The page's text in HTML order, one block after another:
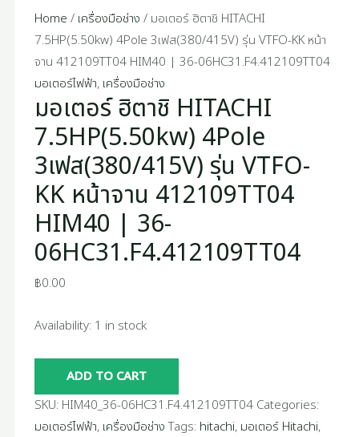
Home / เครื่องมือช่าง / มอเตอร์ ฮิตาชิ HITACHI
7.5HP(5.50kw) 4Pole 3เฟส(380/415V) รุ่น VTFO-KK หน้า
จาน 412109TT04 HIM40 | 36-06HC31.F4.412109TT04
มอเตอร์ไฟฟ้า, เครื่องมือช่าง
มอเตอร์ ฮิตาชิ HITACHI
7.5HP(5.50kw) 4Pole
3เฟส(380/415V) รุ่น VTFO-
KK หน้าจาน 412109TT04
HIM40 | 36-
06HC31.F4.412109TT04
฿0.00
Availability: 1 in stock
36-
06HC31.F4.412109TT04
quantity
ADD TO CART
SKU: HIM40_36-06HC31.F4.412109TT04 Categories:
มอเตอร์ไฟฟ้า, เครื่องมือช่าง Tags: hitachi, มอเตอร์ Hitachi,